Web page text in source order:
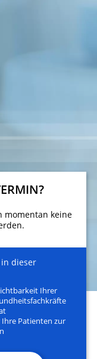
momentan keine
dieser
Ihrer
Patienten zur